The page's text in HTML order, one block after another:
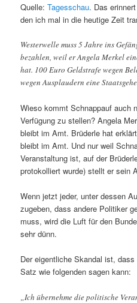
Quelle:Tagesschau. Das
den ich mal in die heutige Zeit
Westerwelle muss 5 Jahre ins
bezahlen, weil er Angela Merkel
hat. 100 Euro Geldstrafe wegen
wegen Ausplaudern eine
Wieso kommt Schnappauf auch
Verfügung zu stellen? Angela
bleibt im Amt. Brüderle hat
bleibt im Amt. Und nur weil
Veranstaltung ist, auf der
protokolliert wurde) stellt er sein
Wenn jetzt jeder, unter dessen
zugeben, dass andere Politiker
muss, wird die Luft für den
sehr dünn.
Der eigentliche Skandal ist,
Satz wie folgenden sagen kann:
„Ich übernehme die politische